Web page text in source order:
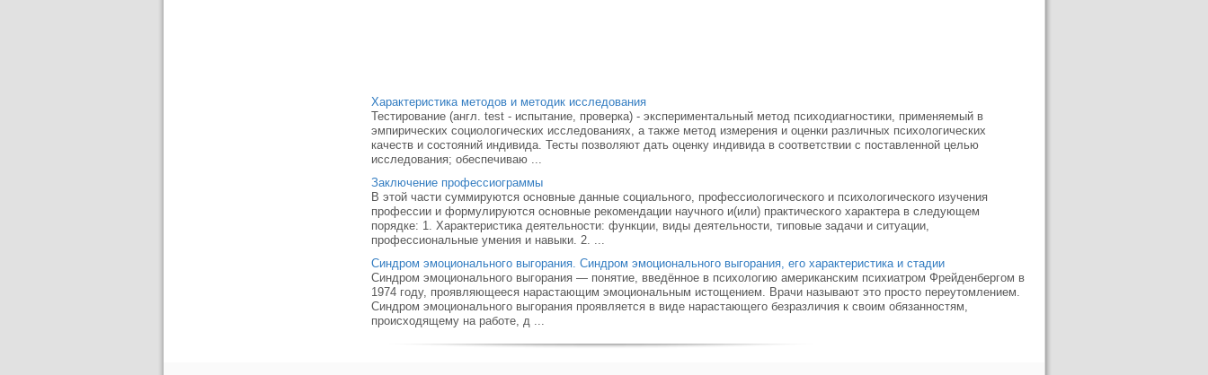
Характеристика методов и методик исследования
Тестирование (англ. test - испытание, проверка) - экспериментальный метод психодиагностики, применяемый в
эмпирических социологических исследованиях, а также метод измерения и оценки различных психологических
качеств и состояний индивида. Тесты позволяют дать оценку индивида в соответствии с поставленной целью
исследования; обеспечиваю ...
Заключение профессиограммы
В этой части суммируются основные данные социального, профессиологического и психологического изучения
профессии и формулируются основные рекомендации научного и(или) практического характера в следующем
порядке: 1. Характеристика деятельности: функции, виды деятельности, типовые задачи и ситуации,
профессиональные умения и навыки. 2. ...
Синдром эмоционального выгорания. Синдром эмоционального выгорания, его характеристика и стадии
Синдром эмоционального выгорания — понятие, введённое в психологию американским психиатром Фрейденбергом в
1974 году, проявляющееся нарастающим эмоциональным истощением. Врачи называют это просто переутомлением.
Синдром эмоционального выгорания проявляется в виде нарастающего безразличия к своим обязанностям,
происходящему на работе, д ...